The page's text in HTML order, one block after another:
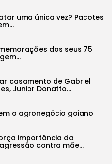
uma única vez? Pacotes
dos seus 75
casamento de Gabriel
Junior Donatto...
o agronegócio goiano
importância da
contra mãe...